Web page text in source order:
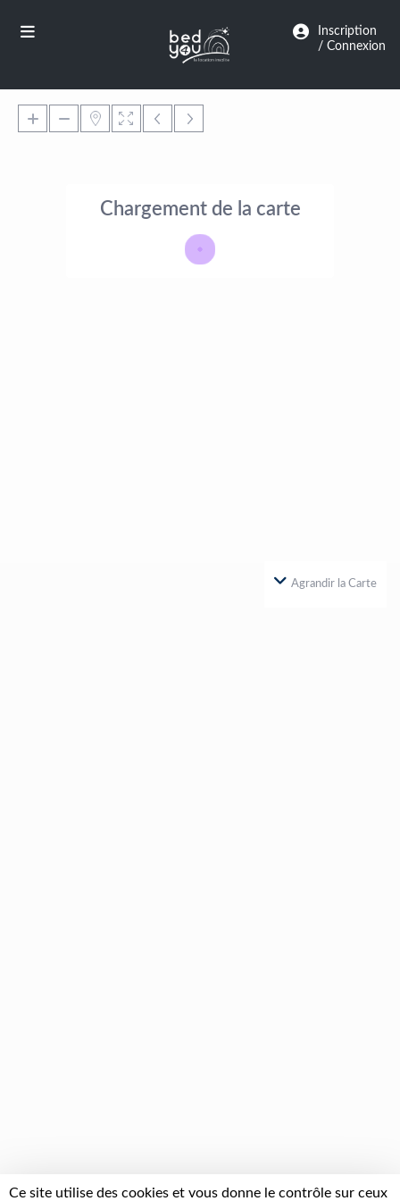
Inscription
/ Connexion
Chargement de la carte
Agrandir la Carte
Ce site utilise des cookies et vous donne le contrôle sur ceux